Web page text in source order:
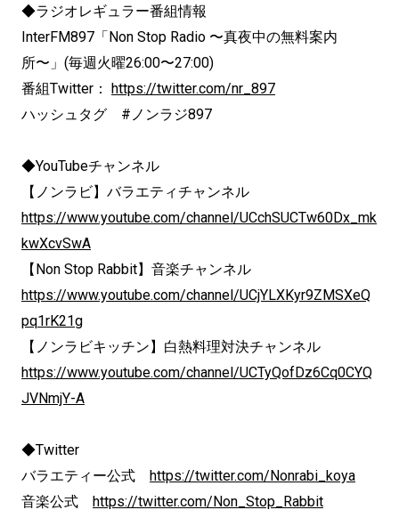
◆ラジオレギュラー番組情報
InterFM897「Non Stop Radio 〜真夜中の無料案内
所〜」(毎週火曜26:00〜27:00)
番組Twitter：
https://twitter.com/nr_897
ハッシュタグ #ノンラジ897
◆YouTubeチャンネル
【ノンラビ】バラエティチャンネル
https://www.youtube.com/channel/UCchSUCTw60Dx_mk
kwXcvSwA
【Non Stop Rabbit】音楽チャンネル
https://www.youtube.com/channel/UCjYLXKyr9ZMSXeQ
pq1rK21g
【ノンラビキッチン】白熱料理対決チャンネル
https://www.youtube.com/channel/UCTyQofDz6Cq0CYQ
JVNmjY-A
◆Twitter
バラエティー公式
https://twitter.com/Nonrabi_koya
音楽公式
https://twitter.com/Non_Stop_Rabbit